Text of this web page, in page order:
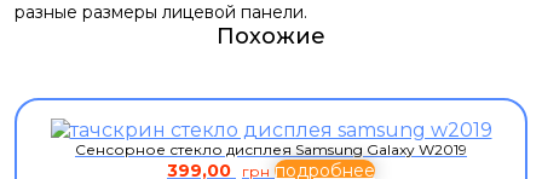
разные размеры лицевой панели.
Похожие
Сенсорное стекло дисплея Samsung Galaxy W2019
399,00 грн подробнее